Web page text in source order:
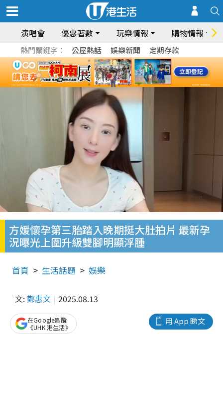
演唱會 優惠著數 玩樂情報 購物情報
熱門關鍵字： 公屋熱話 娛樂新聞 定期存款
方媛懷孕第三胎踏入晚期挺大肚拍片 最新孕
況曝光上圍升級雙腳明顯浮腫
首頁 生活話題 娛樂
文: 鄭惠文 2025.08.13
用 App 睇文
在Google追蹤
《UHK 港生活》